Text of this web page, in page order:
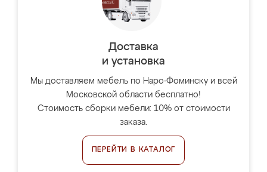
Доставка
и установка
Мы доставляем мебель по Наро-Фоминску и всей
Московской области бесплатно!
Стоимость сборки мебели: 10% от стоимости
заказа.
ПЕРЕЙТИ В КАТАЛОГ